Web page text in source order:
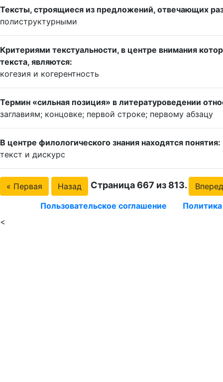
Тексты, строящиеся из предложений, отвечающих
полиструктурными
Критериями текстуальности, в центре внимания
текста, являются:
когезия и когерентность
Термин «сильная позиция» в литературоведении
заглавиям; концовке; первой строке; первому абзацу
В центре филологического знания находятся понятия:
текст и дискурс
« Первая Назад Страница 667 из 813.
Вперед
Пользовательское соглашение
<